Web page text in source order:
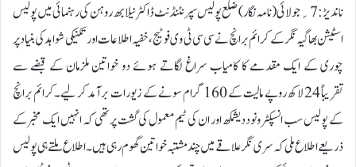
ناندیڑ:7؍جولائی ( نامہ نگار) ضلع پولیس سپرنٹنڈنٹ ڈاکٹر نیلابھ روہن کی رہنمائی میں پولیس
اسٹیشن بھاگیہ نگر کے کرائم برانچ نے سی سی ٹی وی فوٹیج، خفیہ اطلاعات اور تکنیکی شواہد کی بنیاد پر
چوری کے ایک مقدمے کا کامیاب سراغ لگاتے ہوئے دو خواتین ملزمان کے قبضے سے
تقریباً 24 لاکھ روپے مالیت کے 160 گرام سونے کے زیورات برآمد کر لیے۔کرائم برانچ
کے پولیس سب انسپکٹر ونود دیشمکھ اور ان کی ٹیم معمول کی گشت پر تھی کہ انہیں ایک مخبرکے
ذریعے اطلاع ملی کہ سری نگر علاقے میں چند مشتبہ خواتین گھوم رہی ہیں۔ اطلاع ملتے ہی پولیس